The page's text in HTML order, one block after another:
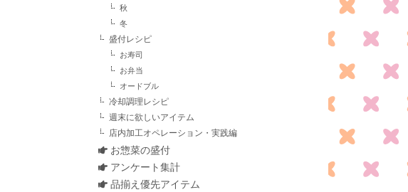
秋
冬
盛付レシピ
お寿司
お弁当
オードブル
冷却調理レシピ
週末に欲しいアイテム
店内加工オペレーション・実践編
お惣菜の盛付
アンケート集計
品揃え優先アイテム